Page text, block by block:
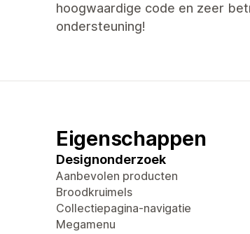
hoogwaardige code en zeer
ondersteuning!
Eigenschappen
Designonderzoek
Aanbevolen producten
Broodkruimels
Collectiepagina-navigatie
Megamenu